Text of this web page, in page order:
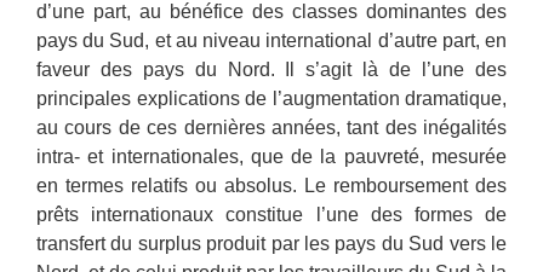
d’une part, au bénéfice des classes dominantes des
pays du Sud, et au niveau international d’autre part, en
faveur des pays du Nord. Il s’agit là de l’une des
principales explications de l’augmentation dramatique,
au cours de ces dernières années, tant des inégalités
intra- et internationales, que de la pauvreté, mesurée
en termes relatifs ou absolus. Le remboursement des
prêts internationaux constitue l’une des formes de
transfert du surplus produit par les pays du Sud vers le